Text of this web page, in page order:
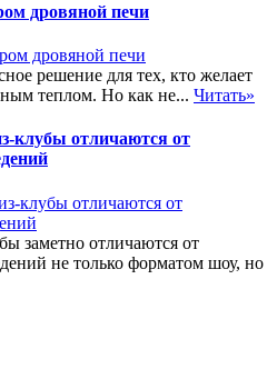
дровяной печи
решение для тех, кто желает
теплом. Но как не... Читать»
клубы отличаются от
заметно отличаются от
не только форматом шоу, но